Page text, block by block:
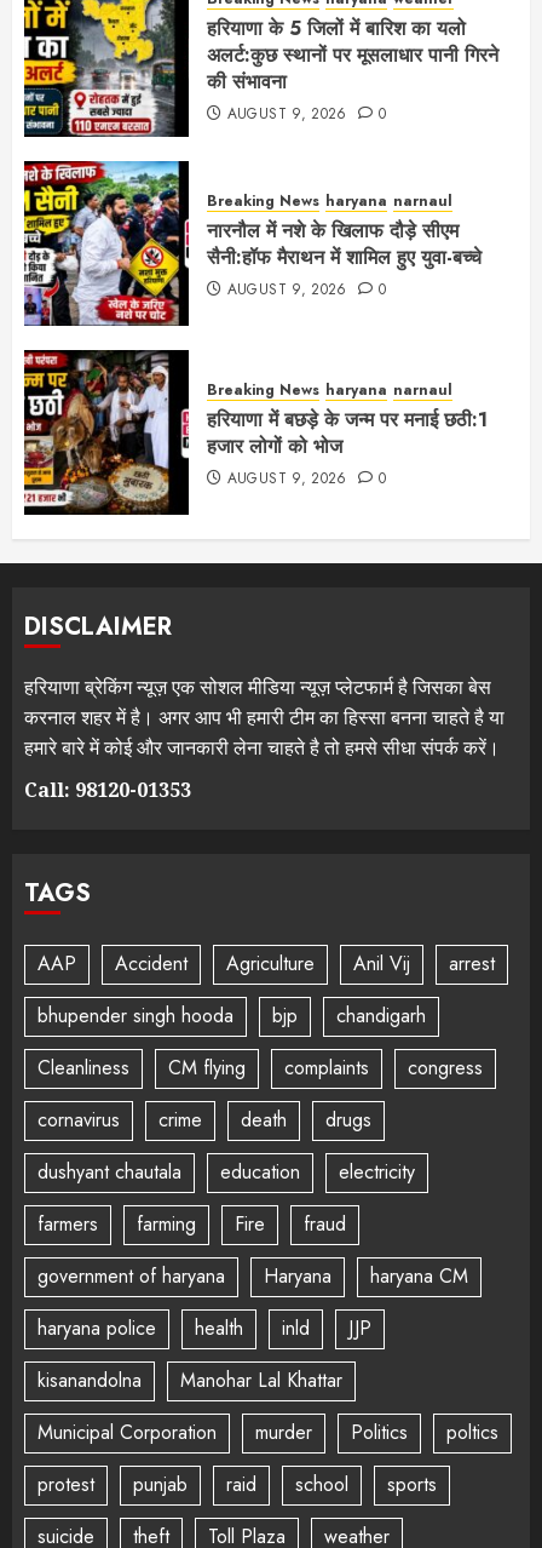
हरियाणा के 5 जिलों में बारिश का यलो
अलर्ट:कुछ स्थानों पर मूसलाधार पानी गिरने
की संभावना
AUGUST 9, 2026 0
Breaking News haryana narnaul
नारनौल में नशे के खिलाफ दौड़े सीएम
सैनी:हॉफ मैराथन में शामिल हुए युवा-बच्चे
AUGUST 9, 2026 0
Breaking News haryana narnaul
हरियाणा में बछड़े के जन्म पर मनाई छठी:1
हजार लोगों को भोज
AUGUST 9, 2026 0
DISCLAIMER
हरियाणा ब्रेकिंग न्यूज़ एक सोशल मीडिया न्यूज़ प्लेटफार्म है जिसका बेस
करनाल शहर में है। अगर आप भी हमारी टीम का हिस्सा बनना चाहते है या
हमारे बारे में कोई और जानकारी लेना चाहते है तो हमसे सीधा संपर्क करें।
Call: 98120-01353
TAGS
AAP Accident Agriculture Anil Vij
arrest
bhupender singh hooda
bjp
chandigarh
Cleanliness
CM flying complaints
congress
cornavirus
crime death
drugs
dushyant chautala
education
electricity
farmers
farming Fire
fraud
government of haryana
Haryana
haryana CM
haryana police
health inld
JJP
kisanandolna
Manohar Lal Khattar
Municipal Corporation
murder Politics
poltics
protest
punjab raid school
sports
suicide
theft Toll Plaza weather